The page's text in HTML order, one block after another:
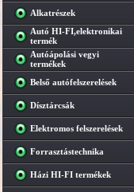
Alkatrészek
Autó HI-FI,elektronikai
termék
Autóápolási vegyi
termékek
Belső autófelszerelések
Dísztárcsák
Elektromos felszerelések
Forrasztástechnika
Házi HI-FI termékek